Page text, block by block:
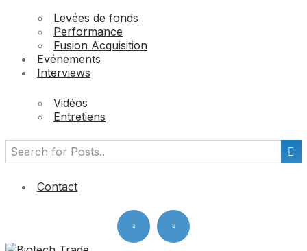
Levées de fonds
Performance
Fusion Acquisition
Evénements
Interviews
Vidéos
Entretiens
Contact